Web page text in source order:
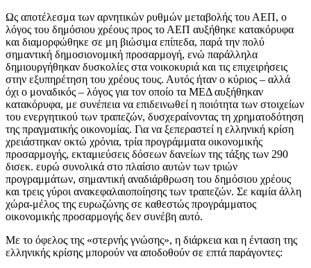
Ως αποτέλεσμα των αρνητικών ρυθμών μεταβολής του ΑΕΠ, ο
λόγος του δημόσιου χρέους προς το ΑΕΠ αυξήθηκε κατακόρυφα
και διαμορφώθηκε σε μη βιώσιμα επίπεδα, παρά την πολύ
σημαντική δημοσιονομική προσαρμογή, ενώ παράλληλα
δημιουργήθηκαν δυσκολίες στα νοικοκυριά και τις επιχειρήσεις
στην εξυπηρέτηση του χρέους τους. Αυτός ήταν ο κύριος – αλλά
όχι ο μοναδικός – λόγος για τον οποίο τα ΜΕΔ αυξήθηκαν
κατακόρυφα, με συνέπεια να επιδεινωθεί η ποιότητα των στοιχείων
του ενεργητικού των τραπεζών, δυσχεραίνοντας τη χρηματοδότηση
της πραγματικής οικονομίας. Για να ξεπεραστεί η ελληνική κρίση
χρειάστηκαν οκτώ χρόνια, τρία προγράμματα οικονομικής
προσαρμογής, εκταμιεύσεις δόσεων δανείων της τάξης των 290
δισεκ. ευρώ συνολικά στο πλαίσιο αυτών των τριών
προγραμμάτων, σημαντική αναδιάρθρωση του δημόσιου χρέους
και τρεις γύροι ανακεφαλαιοποίησης των τραπεζών. Σε καμία άλλη
χώρα-μέλος της ευρωζώνης σε καθεστώς προγράμματος
οικονομικής προσαρμογής δεν συνέβη αυτό.
Με το όφελος της «στερνής γνώσης», η διάρκεια και η ένταση της
ελληνικής κρίσης μπορούν να αποδοθούν σε επτά παράγοντες: